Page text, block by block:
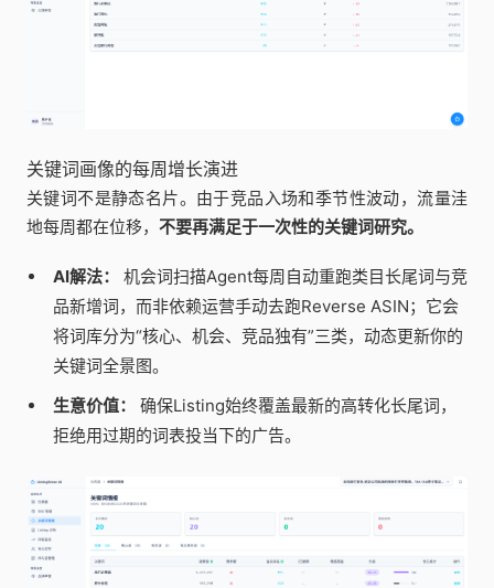
关键词画像的每周增长演进
关键词不是静态名片。由于竞品入场和季节性波动，流量洼
地每周都在位移， 不要再满足于一次性的关键词研究。
AI解法：
机会词扫描Agent每周自动重跑类目长尾词与竞
品新增词，而非依赖运营手动去跑Reverse ASIN；它会
将词库分为“核心、机会、竞品独有”三类，动态更新你的
关键词全景图。
生意价值：
确保Listing始终覆盖最新的高转化长尾词，
拒绝用过期的词表投当下的广告。